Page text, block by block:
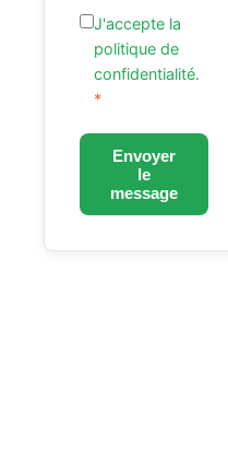
J'accepte la
politique de
confidentialité.
*
Envoyer
le
message